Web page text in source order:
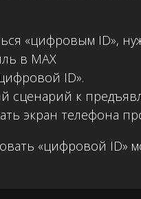
«цифровым ID»,
в MAX
ID».
сценарий к
экран телефона
«цифровой ID»